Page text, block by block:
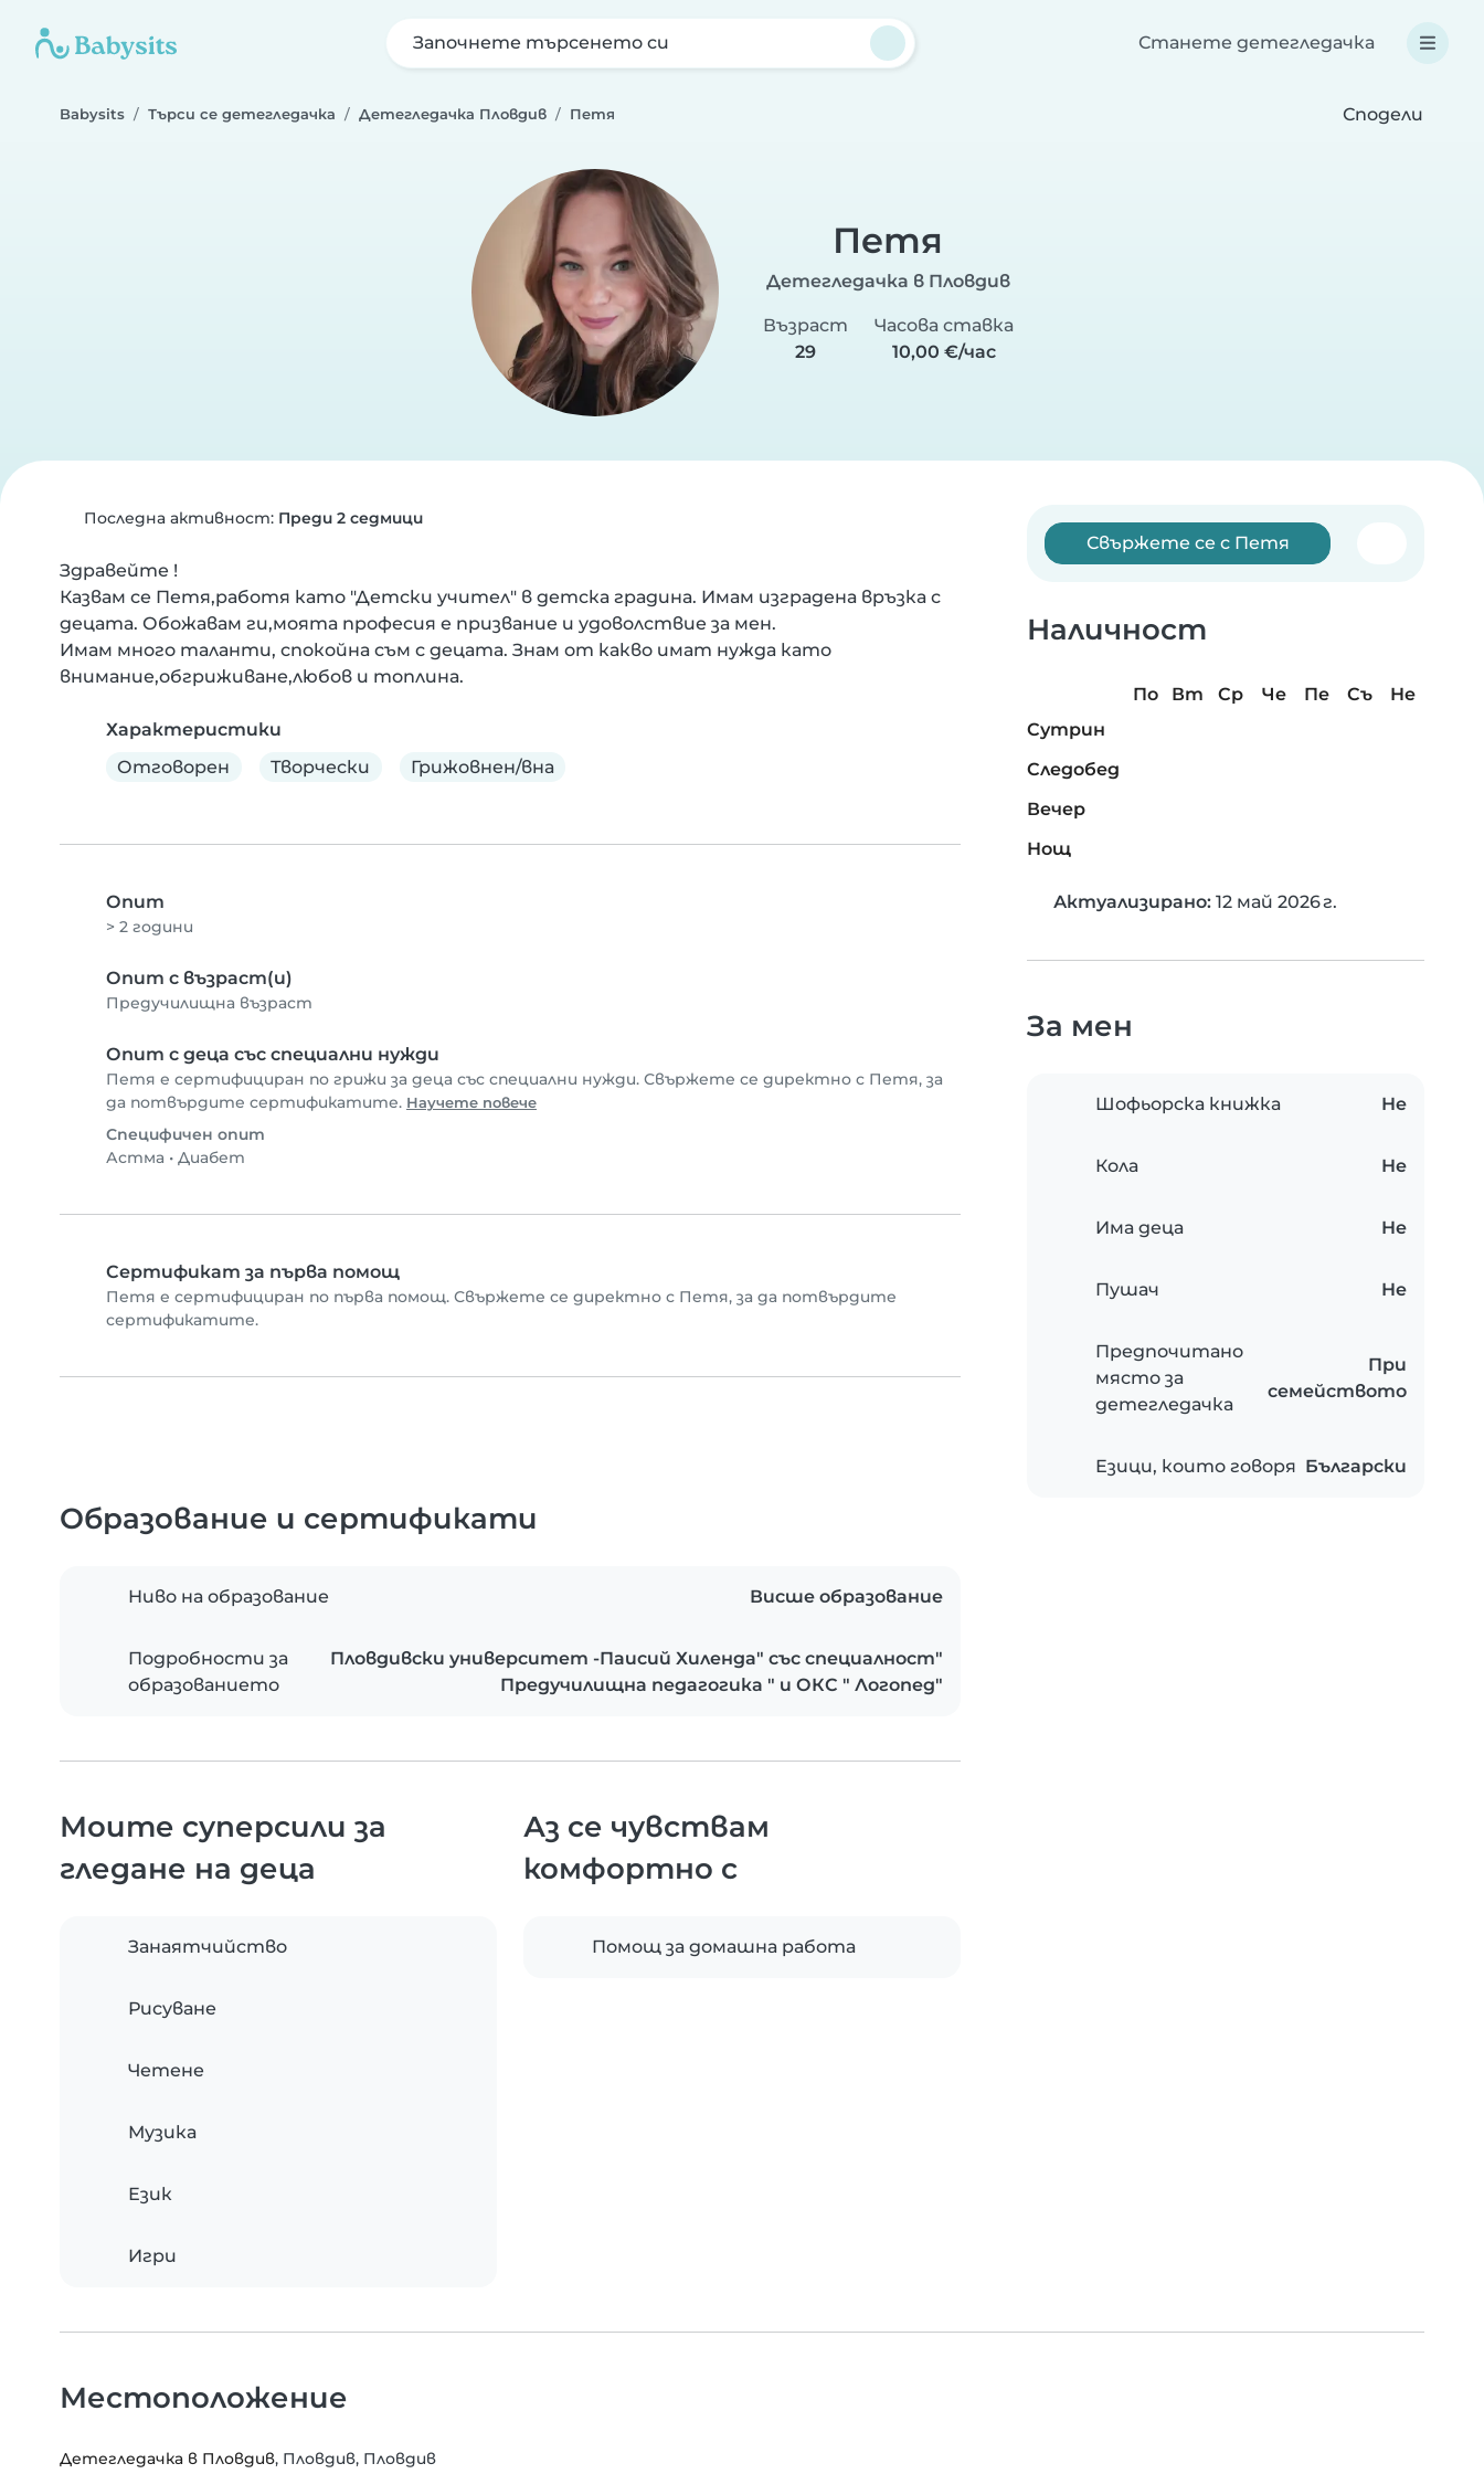
Започнете търсенето си Станете детегледачка
Babysits Търси се детегледачка Детегледачка Пловдив Петя Сподели
Петя
Детегледачка в Пловдив
Възраст
29
Часова ставка
10,00 €/час
Последна активност: Преди 2 седмици
Здравейте !
Казвам се Петя,работя като "Детски учител" в детска градина. Имам изградена връзка с
децата. Обожавам ги,моята професия е призвание и удоволствие за мен.
Имам много таланти, спокойна съм с децата. Знам от какво имат нужда като
внимание,обгриживане,любов и топлина.
Характеристики
Отговорен
Творчески Грижовнен/вна
Опит
> 2 години
Опит с възраст(и)
Предучилищна възраст
Опит с деца със специални нужди
Петя е сертифициран по грижи за деца със специални нужди. Свържете се директно с Петя, за
да потвърдите сертификатите. Научете повече
Специфичен опит
Астма • Диабет
Сертификат за първа помощ
Петя е сертифициран по първа помощ. Свържете се директно с Петя, за да потвърдите
сертификатите.
Свържете се с Петя
Наличност
По Вт Ср Че Пе Съ
Не
Сутрин
Следобед
Вечер
Нощ
Актуализирано: 12 май 2026 г.
За мен
Шофьорска книжка Не
Кола Не
Има деца Не
Пушач Не
Предпочитано
място за
детегледачка
При
семейството
Езици, които говоря Български
Образование и сертификати
Ниво на образование Висше образование
Подробности за
образованието
Пловдивски университет -Паисий Хиленда" със специалност"
Предучилищна педагогика " и ОКС " Логопед"
Моите суперсили за
гледане на деца
Занаятчийство
Рисуване
Четене
Музика
Език
Игри
Аз се чувствам
комфортно с
Помощ за домашна работа
Местоположение
Детегледачка в Пловдив, Пловдив, Пловдив